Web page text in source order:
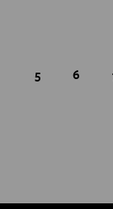
Page
5 Page
6